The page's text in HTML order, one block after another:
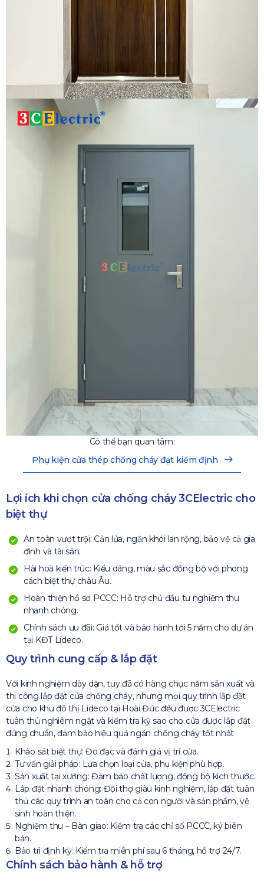
Có thể bạn quan tâm:
Phụ kiện cửa thép chống cháy đạt kiểm định
Lợi ích khi chọn cửa chống cháy 3CElectric cho
biệt thự
An toàn vượt trội: Cản lửa, ngăn khói lan rộng, bảo vệ cả gia
đình và tài sản.
Hài hoà kiến trúc: Kiểu dáng, màu sắc đồng bộ với phong
cách biệt thự châu Âu.
Hoàn thiện hồ sơ PCCC: Hỗ trợ chủ đầu tư nghiệm thu
nhanh chóng.
Chính sách ưu đãi: Giá tốt và bảo hành tới 5 năm cho dự án
tại KĐT Lideco.
Quy trình cung cấp & lắp đặt
Với kinh nghiệm dày dặn, tuy đã có hàng chục năm sản xuất và
thi công lắp đặt cửa chống cháy, nhưng mọi quy trình lắp đặt
cửa cho khu đô thị Lideco tại Hoài Đức đều được 3CElectric
tuân thủ nghiêm ngặt và kiểm tra kỹ sao cho cửa được lắp đặt
đúng chuẩn, đảm bảo hiệu quả ngăn chống cháy tốt nhất
Khảo sát biệt thự: Đo đạc và đánh giá vị trí cửa.
Tư vấn giải pháp: Lựa chọn loại cửa, phụ kiện phù hợp.
Sản xuất tại xưởng: Đảm bảo chất lượng, đồng bộ kích thước.
Lắp đặt nhanh chóng: Đội thợ giàu kinh nghiệm, lắp đặt tuân
thủ các quy trình an toàn cho cả con người và sản phẩm, vệ
sinh hoàn thiện.
Nghiệm thu – Bàn giao: Kiểm tra các chỉ số PCCC, ký biên
bản.
Bảo trì định kỳ: Kiểm tra miễn phí sau 6 tháng, hỗ trợ 24/7.
Chính sách bảo hành & hỗ trợ